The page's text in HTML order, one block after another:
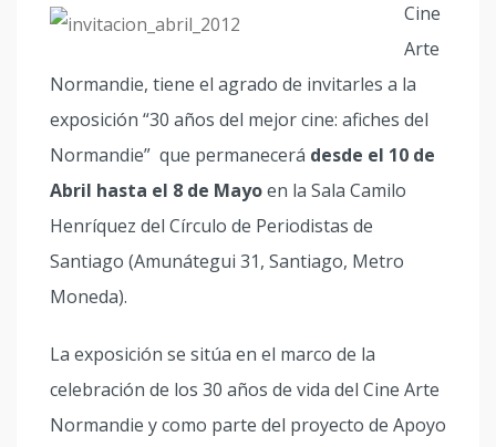
Cine
Arte
Normandie, tiene el agrado de invitarles a la
exposición “30 años del mejor cine: afiches del
Normandie” que permanecerá desde el 10 de
Abril hasta el 8 de Mayoen la Sala Camilo
Henríquez del Círculo de Periodistas de
Santiago (Amunátegui 31, Santiago, Metro
Moneda).
La exposición se sitúa en el marco de la
celebración de los 30 años de vida del Cine Arte
Normandie y como parte del proyecto de Apoyo